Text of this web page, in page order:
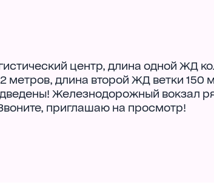
центр, длина одной ЖД
метров, длина второй ЖД ветки
Железнодорожный вокзал
приглашаю на просмотр!